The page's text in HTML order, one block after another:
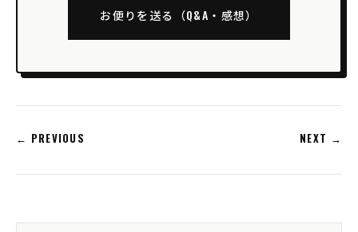
お便りを送る（Q&A・感想）
← PREVIOUS NEXT →